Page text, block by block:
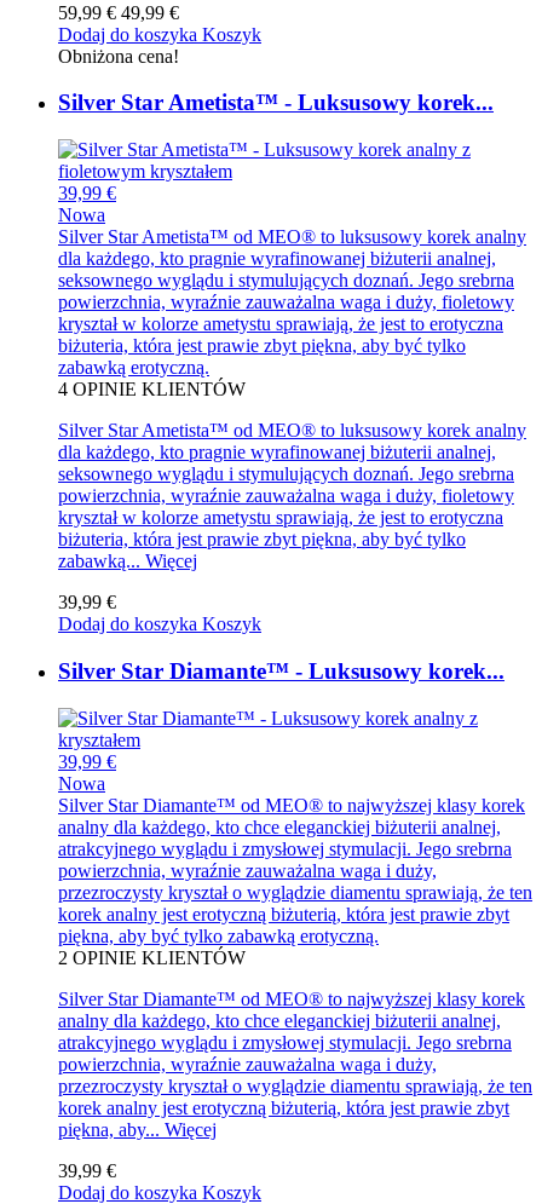
59,99 € 49,99 €
Dodaj do koszyka Koszyk
Obniżona cena!
Silver Star Ametista™ - Luksusowy korek...
39,99 €
Nowa
Silver Star Ametista™ od MEO® to luksusowy korek analny
dla każdego, kto pragnie wyrafinowanej biżuterii analnej,
seksownego wyglądu i stymulujących doznań. Jego srebrna
powierzchnia, wyraźnie zauważalna waga i duży, fioletowy
kryształ w kolorze ametystu sprawiają, że jest to erotyczna
biżuteria, która jest prawie zbyt piękna, aby być tylko
zabawką erotyczną.
4 OPINIE KLIENTÓW
Silver Star Ametista™ od MEO® to luksusowy korek analny
dla każdego, kto pragnie wyrafinowanej biżuterii analnej,
seksownego wyglądu i stymulujących doznań. Jego srebrna
powierzchnia, wyraźnie zauważalna waga i duży, fioletowy
kryształ w kolorze ametystu sprawiają, że jest to erotyczna
biżuteria, która jest prawie zbyt piękna, aby być tylko
zabawką... Więcej
39,99 €
Dodaj do koszyka Koszyk
Silver Star Diamante™ - Luksusowy korek...
39,99 €
Nowa
Silver Star Diamante™ od MEO® to najwyższej klasy korek
analny dla każdego, kto chce eleganckiej biżuterii analnej,
atrakcyjnego wyglądu i zmysłowej stymulacji. Jego srebrna
powierzchnia, wyraźnie zauważalna waga i duży,
przezroczysty kryształ o wyglądzie diamentu sprawiają, że ten
korek analny jest erotyczną biżuterią, która jest prawie zbyt
piękna, aby być tylko zabawką erotyczną.
2 OPINIE KLIENTÓW
Silver Star Diamante™ od MEO® to najwyższej klasy korek
analny dla każdego, kto chce eleganckiej biżuterii analnej,
atrakcyjnego wyglądu i zmysłowej stymulacji. Jego srebrna
powierzchnia, wyraźnie zauważalna waga i duży,
przezroczysty kryształ o wyglądzie diamentu sprawiają, że ten
korek analny jest erotyczną biżuterią, która jest prawie zbyt
piękna, aby... Więcej
39,99 €
Dodaj do koszyka Koszyk